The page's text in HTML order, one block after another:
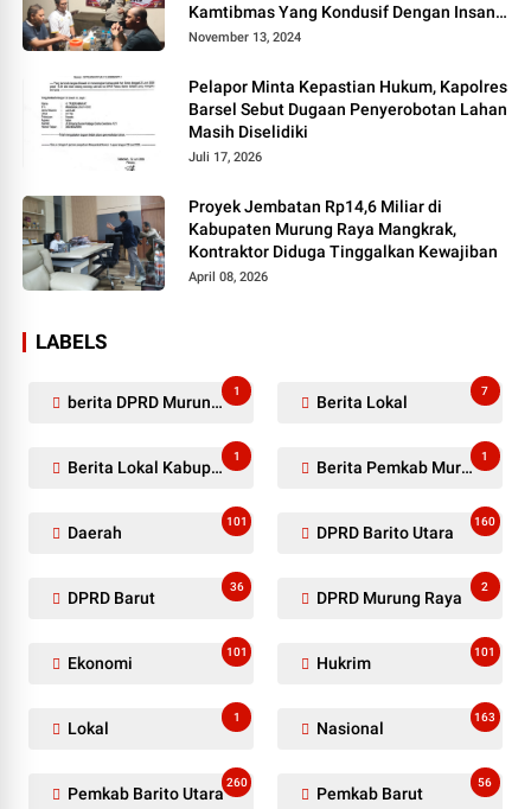
Kamtibmas Yang Kondusif Dengan Insan
Pers
November 13, 2024
Pelapor Minta Kepastian Hukum, Kapolres
Barsel Sebut Dugaan Penyerobotan Lahan
Masih Diselidiki
Juli 17, 2026
Proyek Jembatan Rp14,6 Miliar di
Kabupaten Murung Raya Mangkrak,
Kontraktor Diduga Tinggalkan Kewajiban
April 08, 2026
LABELS
berita DPRD Murung Raya
1
Berita Lokal
7
Berita Lokal Kabupaten Barito Utara
1
Berita Pemkab Murung Raya
1
Daerah
101
DPRD Barito Utara
160
DPRD Barut
36
DPRD Murung Raya
2
Ekonomi
101
Hukrim
101
Lokal
1
Nasional
163
Pemkab Barito Utara
260
Pemkab Barut
56